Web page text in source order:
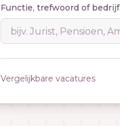
Functie, trefwoord of bedrijf
Vergelijkbare vacatures